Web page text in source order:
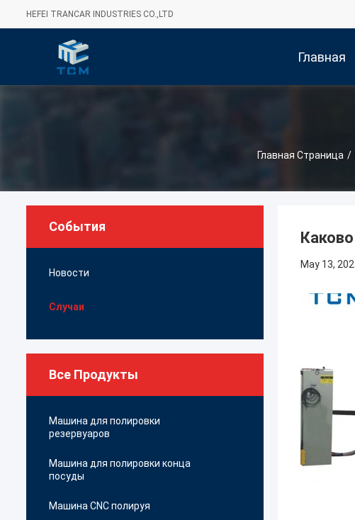
HEFEI TRANCAR INDUSTRIES CO.,LTD
Главная
Главная Страница /
События
Новости
Случаи
Все Продукты
Машина для полировки
резервуаров
Машина для полировки конца
посуды
Машина CNC полируя
May 13,